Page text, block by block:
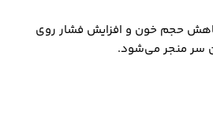
حجم خون و افزایش فشار روی
سر منجر می‌شود.